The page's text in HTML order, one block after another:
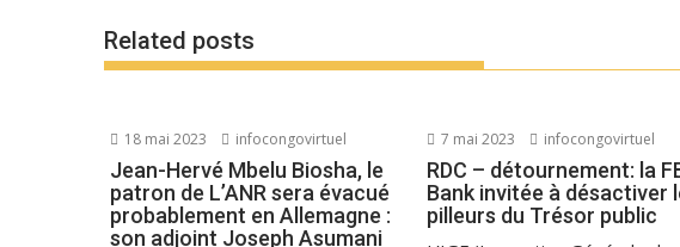
Related posts
18 mai 2023 infocongovirtuel
Jean-Hervé Mbelu Biosha, le
patron de L’ANR sera évacué
probablement en Allemagne :
son adjoint Joseph Asumani
7 mai 2023 infocongovirtuel
RDC – détournement: la
Bank invitée à désactiver
pilleurs du Trésor public